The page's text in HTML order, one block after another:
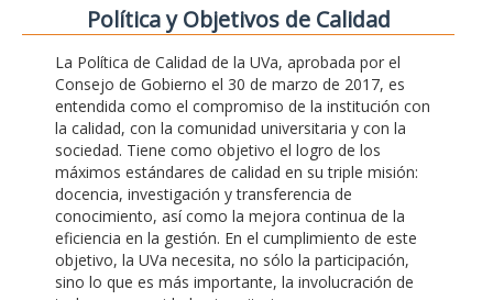
Polí­tica y Objetivos de Calidad
La Política de Calidad de la UVa, aprobada por el
Consejo de Gobierno el 30 de marzo de 2017, es
entendida como el compromiso de la institución con
la calidad, con la comunidad universitaria y con la
sociedad. Tiene como objetivo el logro de los
máximos estándares de calidad en su triple misión:
docencia, investigación y transferencia de
conocimiento, así como la mejora continua de la
eficiencia en la gestión. En el cumplimiento de este
objetivo, la UVa necesita, no sólo la participación,
sino lo que es más importante, la involucración de